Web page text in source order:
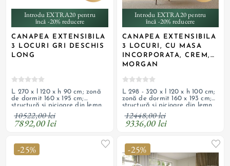
Introdu EXTRA20 pentru
încă -20% reducere
CANAPEA EXTENSIBILA
3 LOCURI GRI DESCHIS
LONG
L 270 x l 120 x h 90 cm; zonă
de dormit 160 x 195 cm;
structură și picioare din lemn,
șezut cu arcuri ondulate și
spumă HR de înaltă calitate,
tapițerie din material textil;
personalizabil
10522,00 lei
7892,00 lei
Introdu EXTRA20 pentru
încă -20% reducere
CANAPEA EXTENSIBILA
3 LOCURI, CU MASA
INCORPORATA, CREM,
MORGAN
L 298 - 320 x l 120 x h 100 cm;
zonă de dormit 160 x 193 cm;
structură și picioare din lemn,
șezut cu arcuri ondulate și
spumă HR de înaltă calitate,
tapițerie din textil boucle; 2
12448,00 lei
9336,00 lei
-25% -25%